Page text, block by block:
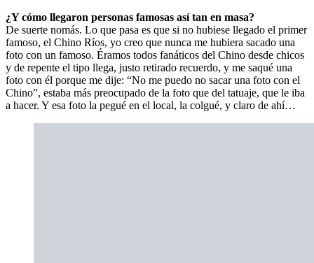
¿Y cómo llegaron personas famosas así tan en masa?
De suerte nomás. Lo que pasa es que si no hubiese llegado el primer
famoso, el Chino Ríos, yo creo que nunca me hubiera sacado una
foto con un famoso. Éramos todos fanáticos del Chino desde chicos
y de repente el tipo llega, justo retirado recuerdo, y me saqué una
foto con él porque me dije: “No me puedo no sacar una foto con el
Chino”, estaba más preocupado de la foto que del tatuaje, que le iba
a hacer. Y esa foto la pegué en el local, la colgué, y claro de ahí…